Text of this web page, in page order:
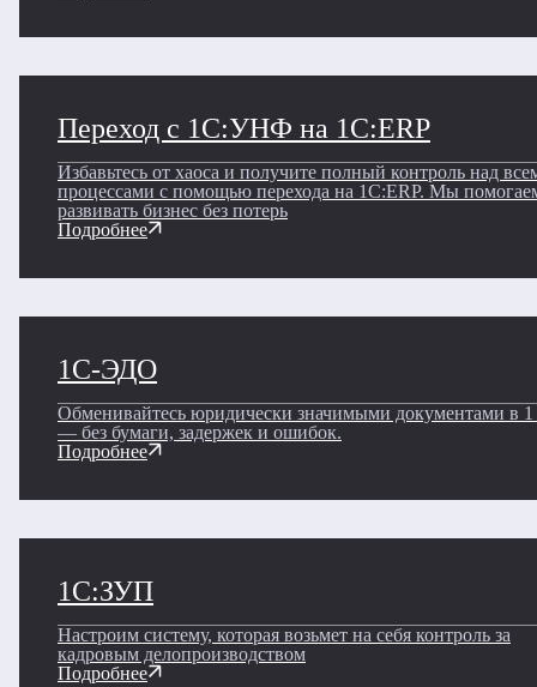
Переход с 1С:УНФ на 1С:ERP
Избавьтесь от хаоса и получите полный контроль над
процессами с помощью перехода на 1С:ERP. Мы
развивать бизнес без потерь
Подробнее
1С-ЭДО
Обменивайтесь юридически значимыми документами в 1
— без бумаги, задержек и ошибок.
Подробнее
1С:ЗУП
Настроим систему, которая возьмет на себя контроль за
кадровым делопроизводством
Подробнее